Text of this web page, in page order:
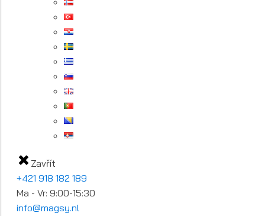
Zavřít
+421 918 182 189
Ma - Vr: 9:00-15:30
info@magsy.nl